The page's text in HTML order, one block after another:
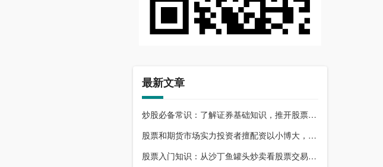
最新文章
炒股必备常识：了解证券基础知识，推开股票市场大门
股票和期货市场实力投资者擅配资以小博大，顶配网优势尽显
股票入门知识：从沙丁鱼罐头炒卖看股票交易本质，你了解吗？